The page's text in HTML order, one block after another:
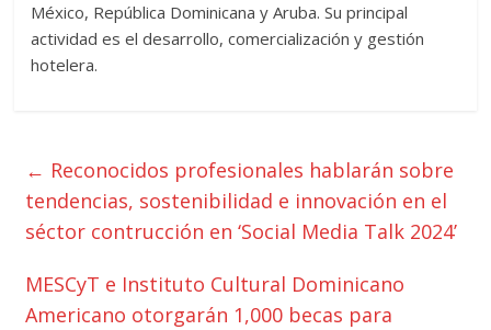
México, República Dominicana y Aruba. Su principal
actividad es el desarrollo, comercialización y gestión
hotelera.
← Reconocidos profesionales hablarán sobre
tendencias, sostenibilidad e innovación en el
séctor contrucción en ‘Social Media Talk 2024’
MESCyT e Instituto Cultural Dominicano
Americano otorgarán 1,000 becas para